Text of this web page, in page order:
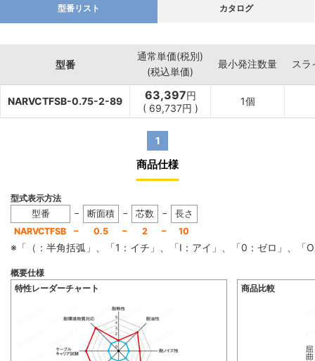
型番リスト カタログ
型番
通常単価(税別)
(税込単価)
最小発注数量 スラ
NARVCTFSB-0.75-2-89 63,397円
( 69,737円 )
1個
1
商品仕様
型式表示方法
型番
− 断面積 − 芯数 −
長さ
NARVCTFSB
− 0.5 − 2 − 10
※「（：半角括弧」、「1：イチ」、「I：アイ」、「0：ゼロ」、「
概要仕様
特性レーダーチャート
商品比較